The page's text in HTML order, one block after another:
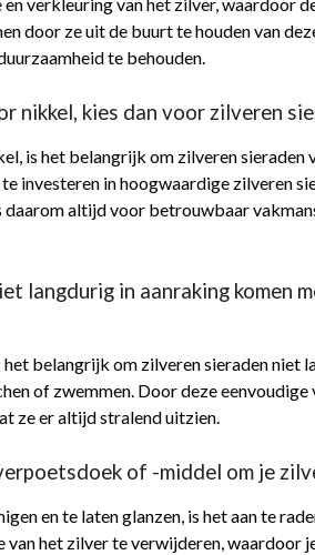
door ze uit de buurt te houden van
te behouden.
nikkel, kies dan voor zilveren
is het belangrijk om zilveren
investeren in hoogwaardige zilveren
daarom altijd voor betrouwbaar
langdurig in aanraking
belangrijk om zilveren sieraden niet
of zwemmen. Door deze
ze er altijd stralend uitzien.
of -middel om je
en te laten glanzen, is het aan te
van het zilver te verwijderen,